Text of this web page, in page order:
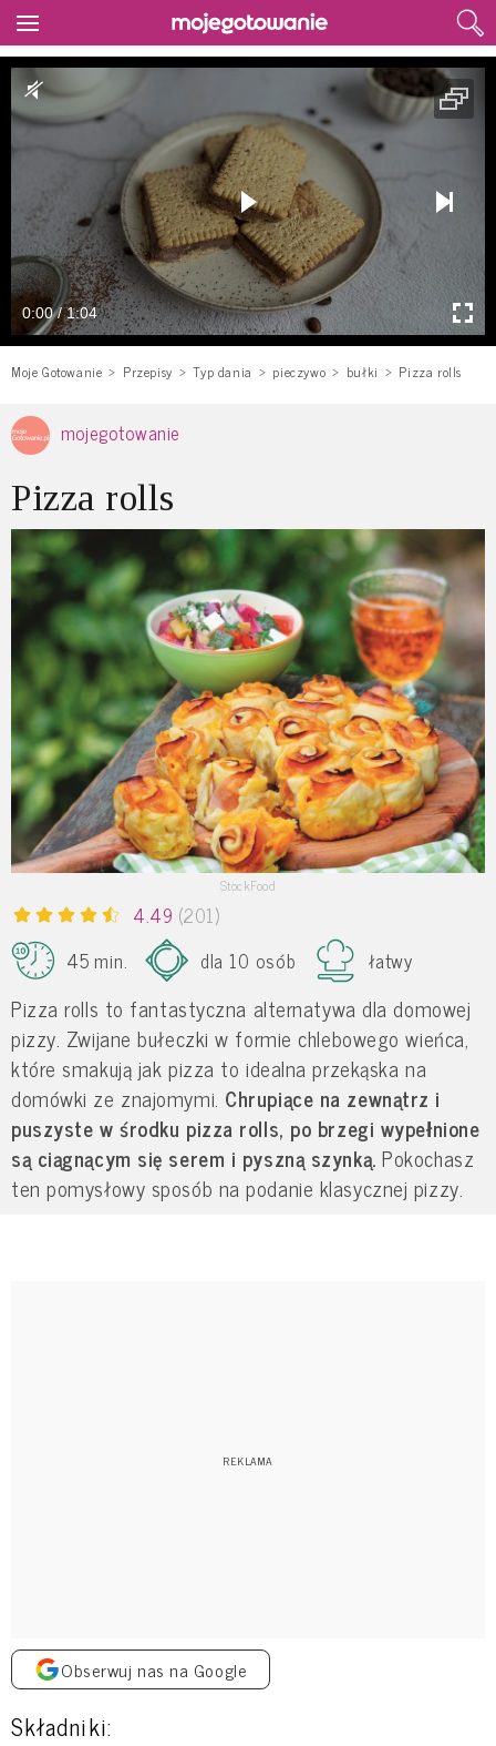
0:00 / 1:04
Moje Gotowanie Przepisy Typ dania pieczywo bułki Pizza rolls
mojegotowanie
Pizza rolls
StockFood
4.49 (201)
45 min.
dla 10 osób łatwy
Pizza rolls to fantastyczna alternatywa dla domowej
pizzy. Zwijane bułeczki w formie chlebowego wieńca,
które smakują jak pizza to idealna przekąska na
domówki ze znajomymi. Chrupiące na zewnątrz i
puszyste w środku pizza rolls, po brzegi wypełnione
są ciągnącym się serem i pyszną szynką. Pokochasz
ten pomysłowy sposób na podanie klasycznej pizzy.
Obserwuj nas na Google
Składniki: